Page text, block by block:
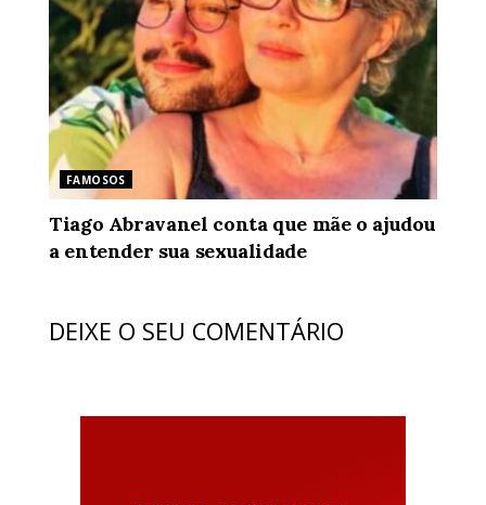
FAMOSOS
Tiago Abravanel conta que mãe o ajudou
a entender sua sexualidade
DEIXE O SEU COMENTÁRIO